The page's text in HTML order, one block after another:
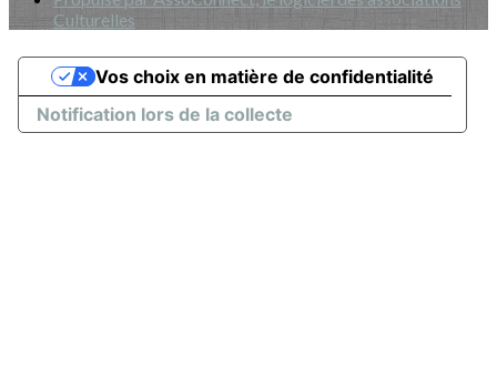
Culturelles
Notification lors de la collecte
Vos choix en matière de confidentialité